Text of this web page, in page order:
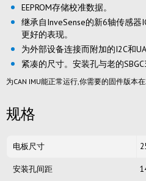
EEPROM存储校准数据。
继承自InveSense的新6轴传感
更好的表现。
为外部设备连接而附加的I2C和
紧凑的尺寸。安装孔与老的
为CAN IMU能正常运行,你需要的固件版本
规格
电板尺寸
安装孔间距